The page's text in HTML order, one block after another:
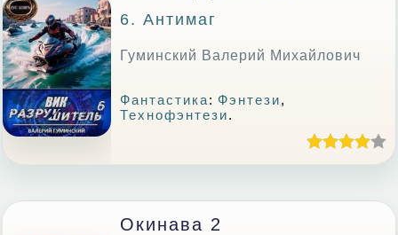
6. Антимаг
Гуминский Валерий Михайлович
Фантастика: Фэнтези,
Технофэнтези.
Окинава 2